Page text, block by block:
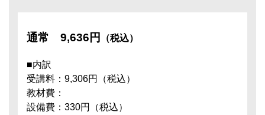
通常 9,636円 （税込）
■内訳
受講料：9,306円（税込）
教材費：
設備費：330円（税込）